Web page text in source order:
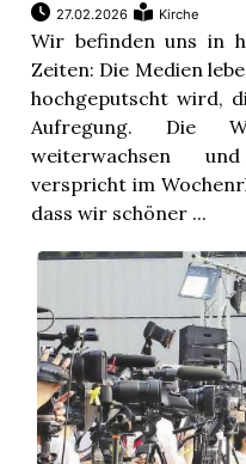
27.02.2026 Kirche
Wir befinden uns in
Zeiten: Die Medien
hochgeputscht wird,
Aufregung. Die
weiterwachsen
verspricht im
dass wir schöner ...